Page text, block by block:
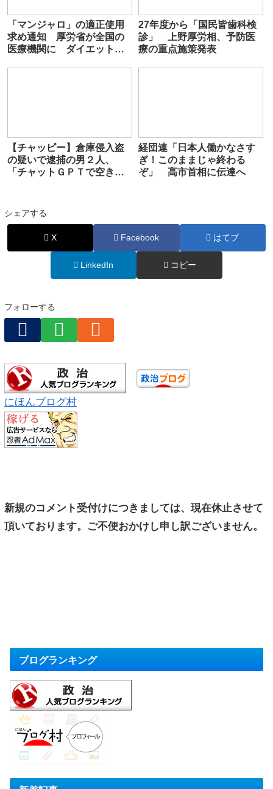
「マンジャロ」の適正使用
求め通知 厚労省が全国の
医療機関に ダイエット目
27年度から「国民皆歯科検
診」 上野厚労相、予防医
療の重点施策発表
【チャッピー】倉庫侵入盗
の疑いで逮捕の男２人、
「チャットＧＰＴで空き巣
経団連「日本人働かなさす
ぎ！このままじゃ終わる
ぞ」 高市首相に伝達へ
シェアする
X Facebook はてブ
LinkedIn コピー
フォローする
にほんブログ村
新規のコメント受付けにつきましては、現在休止させて
頂いております。ご不便おかけし申し訳ございません。
ブログランキング